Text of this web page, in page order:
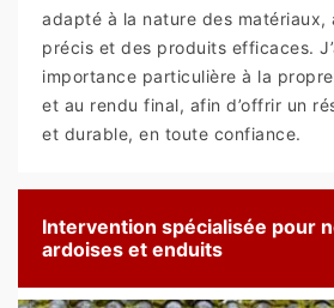
adapté à la nature des matériaux,
précis et des produits efficaces.
importance particulière à la
et au rendu final, afin d’offrir un
et durable, en toute confiance.
Intervention spécialisée pour
ardoises et enduits